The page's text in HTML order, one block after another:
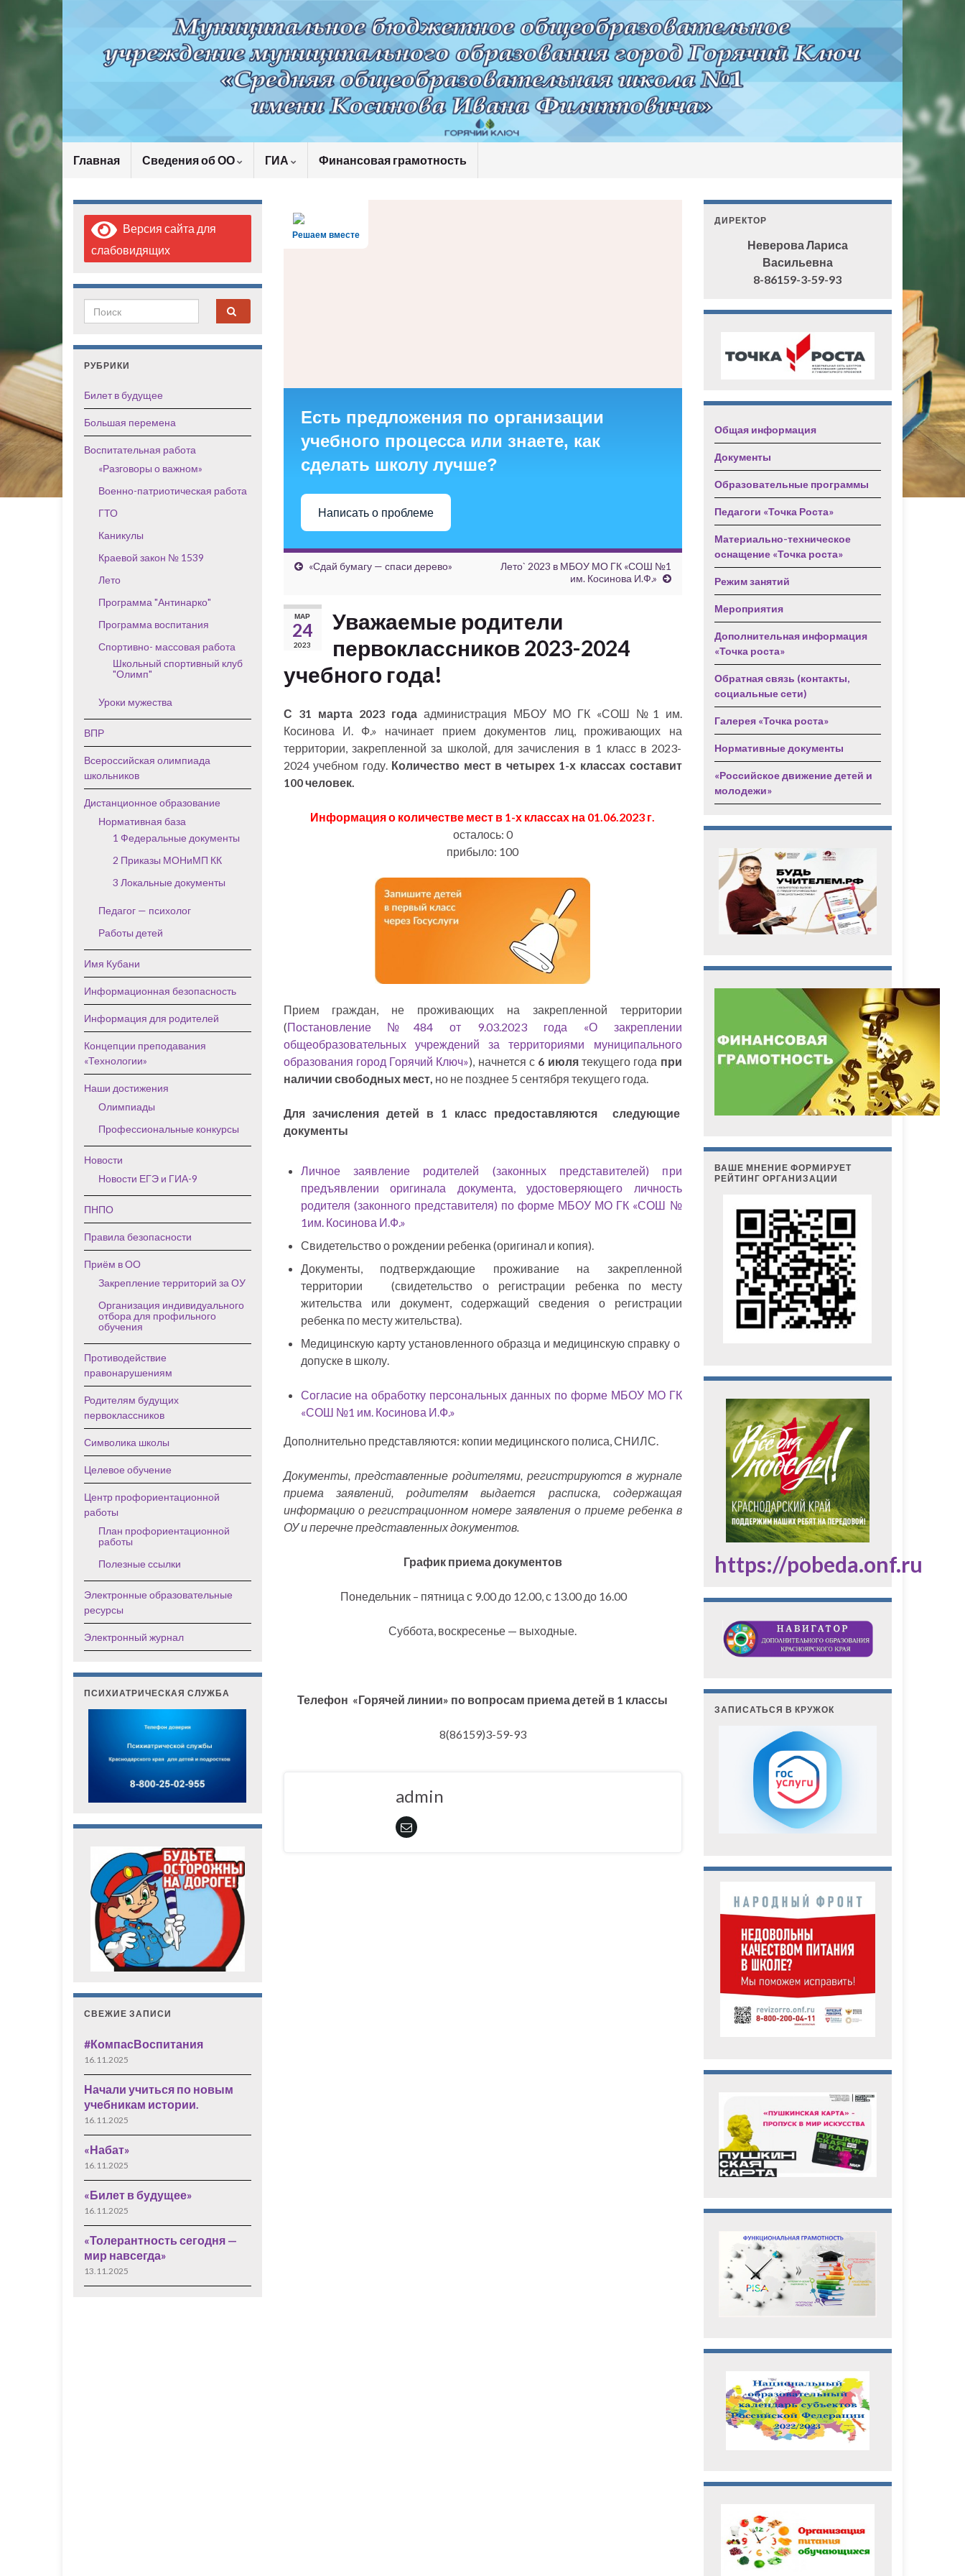
Главная Сведения об ОО ГИА Финансовая грамотность
Решаем вместе
Есть предложения по организации
учебного процесса или знаете, как
сделать школу лучше?
Написать о проблеме
«Сдай бумагу — спаси дерево»
Лето` 2023 в МБОУ МО ГК «СОШ №1
им. Косинова И.Ф.»
МАР
24
2023
Уважаемые родители
первоклассников 2023-2024
учебного года!
С 31 марта 2023 годаадминистрация МБОУ МО ГК «СОШ №1 им.
Косинова И. Ф.» начинает прием документов лиц, проживающих на
территории, закрепленной за школой, для зачисления в 1 класс в 2023-
2024 учебном году. Количество мест в четырех 1-х классах составит
100 человек.
Информация о количестве мест в 1-х классах на 01.06.2023 г.
осталось: 0
прибыло: 100
Прием граждан, не проживающих на закрепленной территории
(Постановление №484 от 9.03.2023 года «О закреплении
общеобразовательных учреждений за территориями муниципального
образования город Горячий Ключ»), начнется с 6 июлятекущего года при
наличии свободных мест, но не позднее 5 сентября текущего года.
Для зачисления детей в 1 класс предоставляются следующие
документы
Личное заявление родителей (законных представителей) при
предъявлении оригинала документа, удостоверяющего личность
родителя (законного представителя) по форме МБОУ МО ГК «СОШ №
1им. Косинова И.Ф.»
Свидетельство о рождении ребенка (оригинал и копия).
Документы, подтверждающие проживание на закрепленной
территории (свидетельство о регистрации ребенка по месту
жительства или документ, содержащий сведения о регистрации
ребенка по месту жительства).
Медицинскую карту установленного образца и медицинскую справку о
допуске в школу.
Согласие на обработку персональных данных по форме МБОУ МО ГК
«СОШ №1 им. Косинова И.Ф.»
Дополнительно представляются: копии медицинского полиса, СНИЛС.
Документы, представленные родителями, регистрируются в журнале
приема заявлений, родителям выдается расписка, содержащая
информацию о регистрационном номере заявления о приеме ребенка в
ОУ и перечне представленных документов.
График приема документов
Понедельник – пятница с 9.00 до 12.00, с 13.00 до 16.00
Суббота, воскресенье — выходные.
Телефон «Горячей линии» по вопросам приема детей в 1 классы
8(86159)3-59-93
admin
Версия сайта для
слабовидящих
Search for:
РУБРИКИ
Билет в будущее
Большая перемена
Воспитательная работа
«Разговоры о важном»
Военно-патриотическая работа
ГТО
Каникулы
Краевой закон № 1539
Лето
Программа "Антинарко"
Программа воспитания
Спортивно- массовая работа
Школьный спортивный клуб
"Олимп"
Уроки мужества
ВПР
Всероссийская олимпиада
школьников
Дистанционное образование
Нормативная база
1 Федеральные документы
2 Приказы МОНиМП КК
3 Локальные документы
Педагог — психолог
Работы детей
Имя Кубани
Информационная безопасность
Информация для родителей
Концепции преподавания
«Технологии»
Наши достижения
Олимпиады
Профессиональные конкурсы
Новости
Новости ЕГЭ и ГИА-9
ПНПО
Правила безопасности
Приём в ОО
Закрепление территорий за ОУ
Организация индивидуального
отбора для профильного
обучения
Противодействие
правонарушениям
Родителям будущих
первоклассников
Символика школы
Целевое обучение
Центр профориентационной
работы
План профориентационной
работы
Полезные ссылки
Электронные образовательные
ресурсы
Электронный журнал
ПСИХИАТРИЧЕСКАЯ СЛУЖБА
СВЕЖИЕ ЗАПИСИ
#КомпасВоспитания
16.11.2025
Начали учиться по новым
учебникам истории.
16.11.2025
«Набат»
16.11.2025
«Билет в будущее»
16.11.2025
«Толерантность сегодня —
мир навсегда»
13.11.2025
ДИРЕКТОР
Неверова Лариса
Васильевна
8-86159-3-59-93
Общая информация
Документы
Образовательные программы
Педагоги «Точка Роста»
Материально-техническое
оснащение «Точка роста»
Режим занятий
Мероприятия
Дополнительная информация
«Точка роста»
Обратная связь (контакты,
социальные сети)
Галерея «Точка роста»
Нормативные документы
«Российское движение детей и
молодежи»
ВАШЕ МНЕНИЕ ФОРМИРУЕТ
РЕЙТИНГ ОРГАНИЗАЦИИ
https://pobeda.onf.ru
ЗАПИСАТЬСЯ В КРУЖОК